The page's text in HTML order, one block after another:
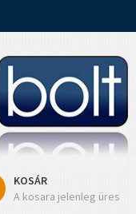
KOSÁR
A kosara jelenleg üres